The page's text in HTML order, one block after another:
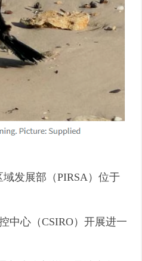
发展部（PIRSA）位于
中心（CSIRO）开展进一